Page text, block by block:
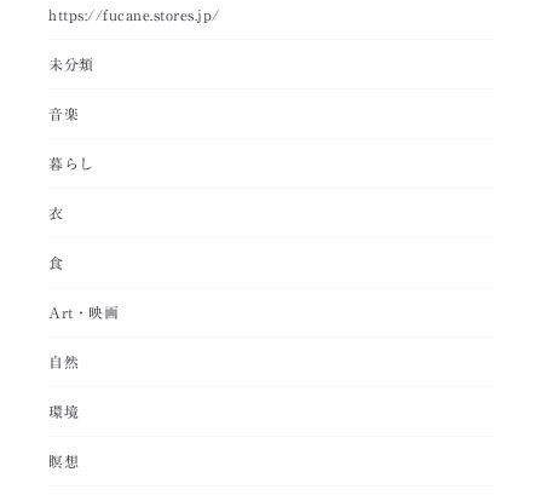
https://fucane.stores.jp/
未分類
音楽
暮らし
衣
食
Art・映画
自然
環境
瞑想